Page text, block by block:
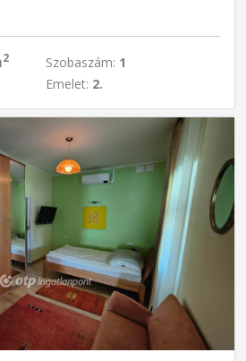
2 Szobaszám: 1
Emelet: 2.